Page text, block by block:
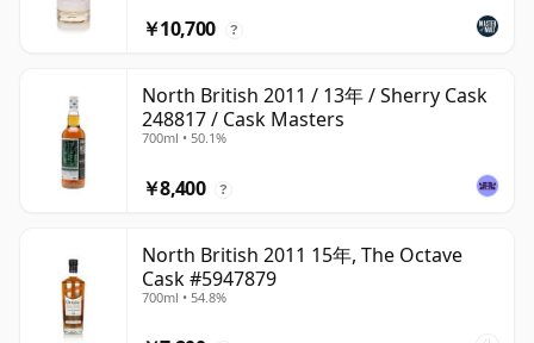
￥10,700 ?
North British 2011 / 13年 / Sherry Cask
248817 / Cask Masters
700ml • 50.1%
￥8,400 ?
North British 2011 15年, The Octave
Cask #5947879
700ml • 54.8%